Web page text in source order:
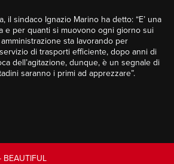
BEAUTIFUL
il sindaco Ignazio Marino ha detto: “E’ una
e per quanti si muovono ogni giorno sui
sta lavorando per
di trasporti efficiente, dopo anni di
dell’agitazione, dunque, è un segnale di
saranno i primi ad apprezzare”.